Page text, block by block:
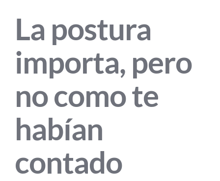
La postura
importa, pero
no como te
habían
contado